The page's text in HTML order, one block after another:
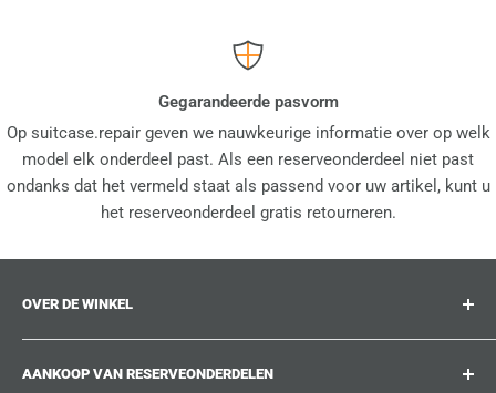
Gegarandeerde pasvorm
Op suitcase.repair geven we nauwkeurige informatie over op welk
model elk onderdeel past. Als een reserveonderdeel niet past
ondanks dat het vermeld staat als passend voor uw artikel, kunt u
het reserveonderdeel gratis retourneren.
OVER DE WINKEL
reserveonderdelen, accessoires en upgrades voor uw
AANKOOP VAN RESERVEONDERDELEN